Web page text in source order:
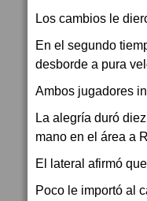
Los cambios le
En el segundo
desborde a pura
Ambos jugadores
La alegría duró
mano en el área a
El lateral afirmó
Poco le importó al